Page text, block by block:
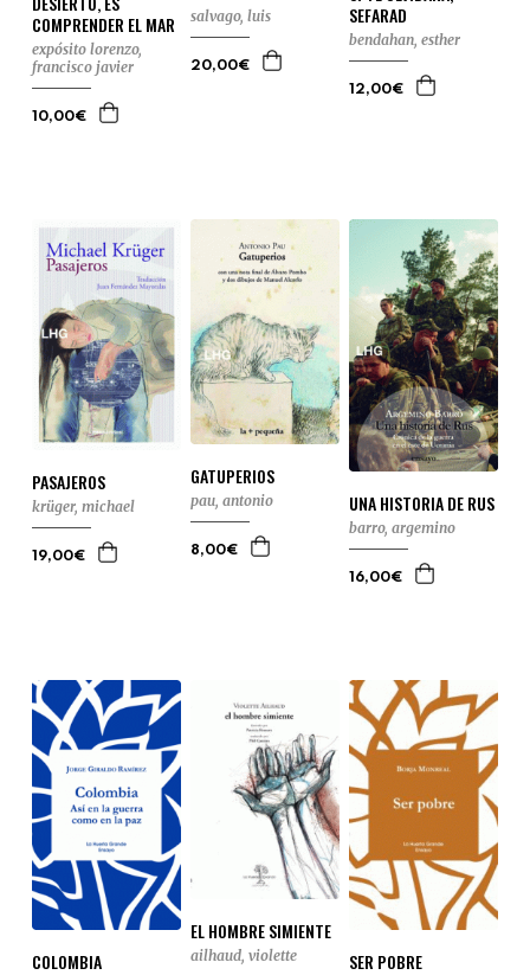
COMPRENDER EL MAR
expósito lorenzo,
francisco javier
10,00€
salvago, luis
20,00€
SEFARAD
bendahan, esther
12,00€
PASAJEROS
krüger, michael
19,00€
GATUPERIOS
pau, antonio
8,00€
UNA HISTORIA DE RUS
barro, argemino
16,00€
COLOMBIA
EL HOMBRE SIMIENTE
ailhaud, violette SER POBRE